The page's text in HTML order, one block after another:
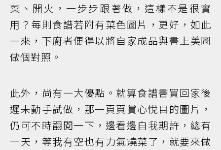
菜、開火，一步步跟著做，這樣不是很實
用？每則食譜若附有菜色圖片，更好，如此
一來，下廚者便得以將自家成品與書上美圖
做個對照。
此外，尚有一大優點。就算食譜書買回家後
遲未動手試做，那一頁頁賞心悅目的圖片，
仍可不時翻閱一下，邊看邊自我期許，總有
一天，等我有空也有力氣燒菜了，就要來做